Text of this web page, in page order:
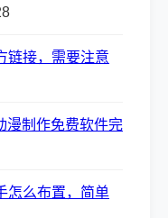
链接，需要注意
漫制作免费软件完
怎么布置，简单